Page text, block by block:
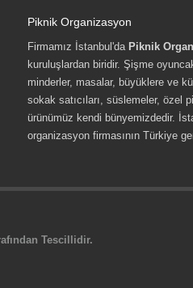
Piknik Organizasyon
Firmamız İstanbul'da Piknik
kuruluşlardan biridir. Şişme
minderler, masalar, büyüklere ve
sokak satıcıları, süslemeler, özel
ürünümüz kendi bünyemizdedir.
organizasyon firmasının Türkiye
Tescillidir.